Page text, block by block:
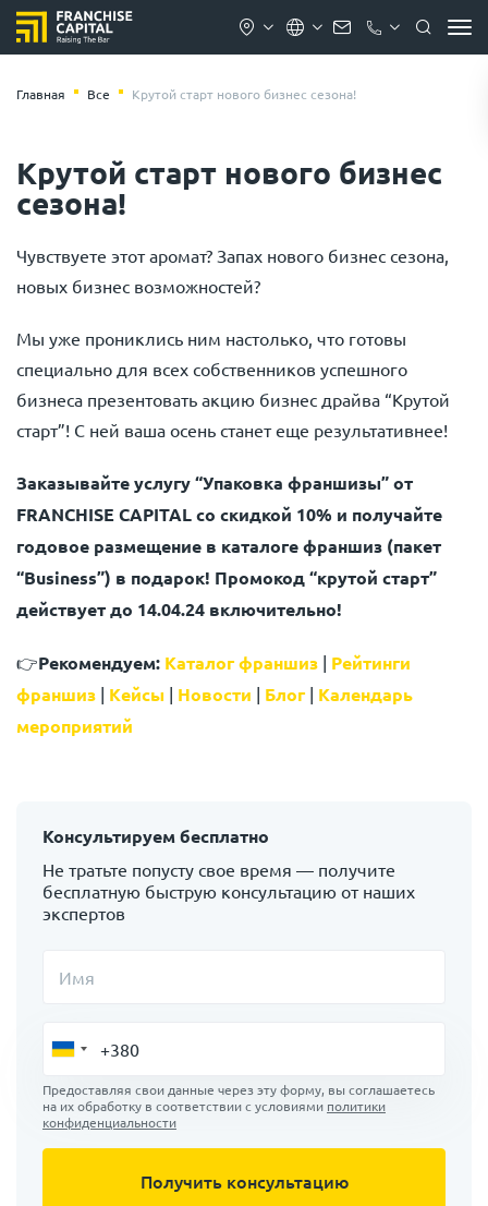
Главная Все Крутой старт нового бизнес сезона!
Крутой старт нового бизнес
сезона!
Чувствуете этот аромат? Запах нового бизнес сезона,
новых бизнес возможностей?
Мы уже прониклись ним настолько, что готовы
специально для всех собственников успешного
бизнеса презентовать акцию бизнес драйва “Крутой
старт”! С ней ваша осень станет еще результативнее!
Заказывайте услугу “Упаковка франшизы” от
FRANCHISE CAPITAL со скидкой 10% и получайте
годовое размещение в каталоге франшиз (пакет
“Business”) в подарок! Промокод “крутой старт”
действует до 14.04.24 включительно!
👉Рекомендуем: Каталог франшиз | Рейтинги
франшиз | Кейсы | Новости | Блог| Календарь
мероприятий
Консультируем бесплатно
Не тратьте попусту свое время — получите
бесплатную быструю консультацию от наших
экспертов
Имя
Предоставляя свои данные через эту форму, вы соглашаетесь
на их обработку в соответствии с условиями политики
конфиденциальности